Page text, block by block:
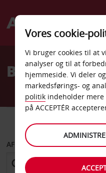
Welcome
AvisBilleje
AFHENT FRA
Vores cookie-
Vi bruger cookies til at
analyser og til at
hjemmeside. Vi deler
markedsførings- og
politik indeholder
på ACCEPTÉR